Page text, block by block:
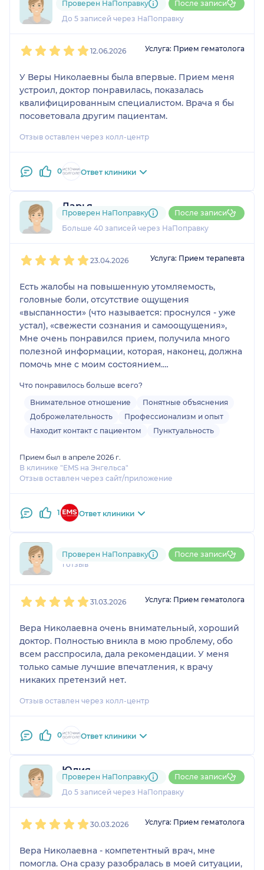
1 отзыв
До 5 записей через НаПоправку
Проверен НаПоправку После записи
12.06.2026 Услуга: Прием гематолога
У Веры Николаевны была впервые. Прием меня
устроил, доктор понравилась, показалась
квалифицированным специалистом. Врача я бы
посоветовала другим пациентам.
Отзыв оставлен через колл-центр
0 Ответ клиники
Дарья
34 отзыва
Больше 40 записей через НаПоправку
Проверен НаПоправку После записи
23.04.2026 Услуга: Прием терапевта
Есть жалобы на повышенную утомляемость,
головные боли, отсутствие ощущения
«выспанности» (что называется: проснулся - уже
устал), «свежести сознания и самоощущения»,
Мне очень понравился прием, получила много
полезной информации, которая, наконец, должна
помочь мне с моим состоянием.
здоровью пациента и задаёт вопросы, а не ждёт,
что пациент всё расскажет сам.
В общем, однозначно рекомендую.
Распутаетесь со своими анализами и диагнозами
Что понравилось больше всего?
Внимательное отношение
Понятные объяснения
Доброжелательность
Профессионализм и опыт
Находит контакт с пациентом
Пунктуальность
Прием был в апреле 2026 г.
В клинике "EMS на Энгельса"
Отзыв оставлен через сайт/приложение
1 Ответ клиники
791....@....ru
1 отзыв
Проверен НаПоправку После записи
31.03.2026 Услуга: Прием гематолога
Вера Николаевна очень внимательный, хороший
доктор. Полностью вникла в мою проблему, обо
всем расспросила, дала рекомендации. У меня
только самые лучшие впечатления, к врачу
никаких претензий нет.
Отзыв оставлен через колл-центр
0 Ответ клиники
Юлия
1 отзыв
До 5 записей через НаПоправку
Проверен НаПоправку После записи
30.03.2026 Услуга: Прием гематолога
Вера Николаевна - компетентный врач, мне
помогла. Она сразу разобралась в моей ситуации,